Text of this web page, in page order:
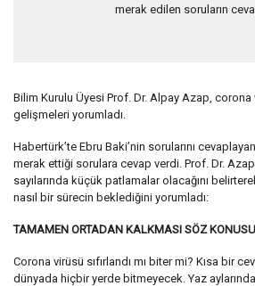
merak edilen soruların
Bilim Kurulu Üyesi Prof. Dr. Alpay Azap,
gelişmeleri yorumladı.
Habertürk’te Ebru Baki’nin sorularını
merak ettiği sorulara cevap verdi. Prof. Dr.
sayılarında küçük patlamalar olacağını
nasıl bir sürecin beklediğini yorumladı:
TAMAMEN ORTADAN KALKMASI SÖZ
Corona virüsü sıfırlandı mı biter mi? Kısa bir
dünyada hiçbir yerde bitmeyecek. Yaz